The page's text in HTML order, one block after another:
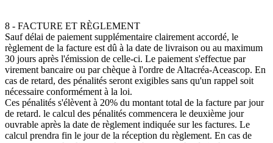
8 - FACTURE ET RÈGLEMENT
Sauf délai de paiement supplémentaire clairement accordé, le
règlement de la facture est dû à la date de livraison ou au maximum
30 jours après l'émission de celle-ci. Le paiement s'effectue par
virement bancaire ou par chèque à l'ordre de Altacréa-Aceascop. En
cas de retard, des pénalités seront exigibles sans qu'un rappel soit
nécessaire conformément à la loi.
Ces pénalités s'élèvent à 20% du montant total de la facture par jour
de retard. le calcul des pénalités commencera le deuxième jour
ouvrable après la date de règlement indiquée sur les factures. Le
calcul prendra fin le jour de la réception du règlement. En cas de